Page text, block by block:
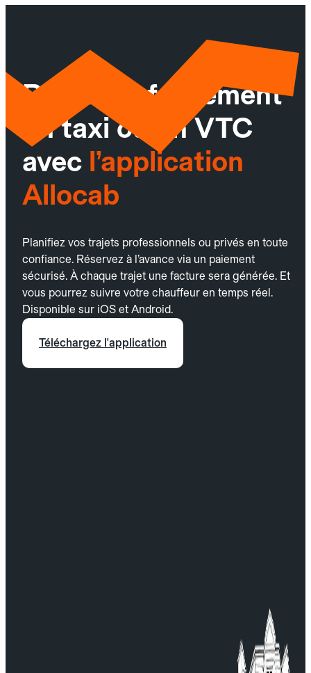
Réservez facilement
un taxi ou un VTC
avec l’application
Allocab
Planifiez vos trajets professionnels ou privés en toute
confiance. Réservez à l’avance via un paiement
sécurisé. À chaque trajet une facture sera générée. Et
vous pourrez suivre votre chauffeur en temps réel.
Disponible sur iOS et Android.
Téléchargez l'application